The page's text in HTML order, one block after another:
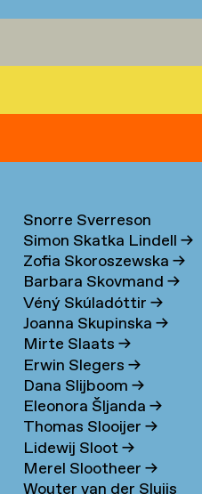
Snorre Sverreson
Skarveland Petlund→
Simon Skatka Lindell→
Zofia Skoroszewska→
Barbara Skovmand→
Véný Skúladóttir→
Joanna Skupinska→
Mirte Slaats→
Erwin Slegers→
Dana Slijboom→
Eleonora Šljanda→
Thomas Slooijer→
Lidewij Sloot→
Merel Slootheer→